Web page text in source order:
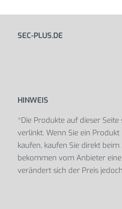
SEC-PLUS.DE
HINWEIS
*Die Produkte auf dieser
verlinkt. Wenn Sie ein
kaufen, kaufen Sie direkt
bekommen vom Anbieter
verändert sich der Preis